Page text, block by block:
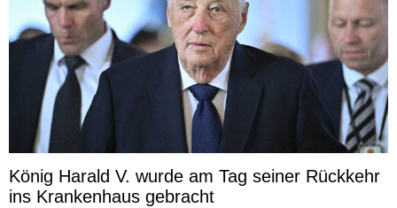
König Harald V. wurde am Tag seiner Rückkehr
ins Krankenhaus gebracht